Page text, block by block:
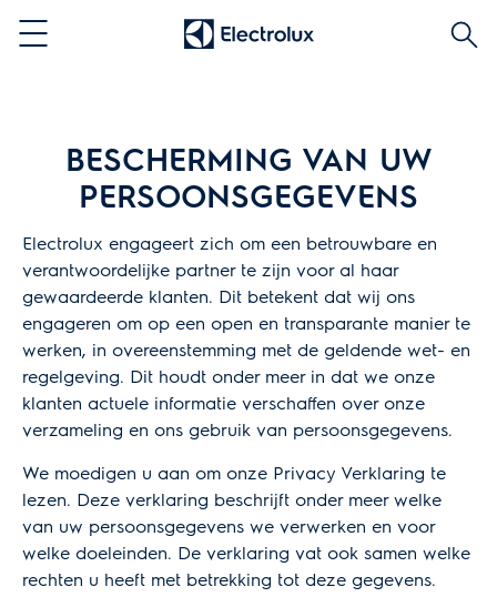
Menu
BESCHERMING VAN UW
PERSOONSGEGEVENS
Electrolux engageert zich om een betrouwbare en
verantwoordelijke partner te zijn voor al haar
gewaardeerde klanten. Dit betekent dat wij ons
engageren om op een open en transparante manier te
werken, in overeenstemming met de geldende wet- en
regelgeving. Dit houdt onder meer in dat we onze
klanten actuele informatie verschaffen over onze
verzameling en ons gebruik van persoonsgegevens.
We moedigen u aan om onze Privacy Verklaring te
lezen. Deze verklaring beschrijft onder meer welke
van uw persoonsgegevens we verwerken en voor
welke doeleinden. De verklaring vat ook samen welke
rechten u heeft met betrekking tot deze gegevens.